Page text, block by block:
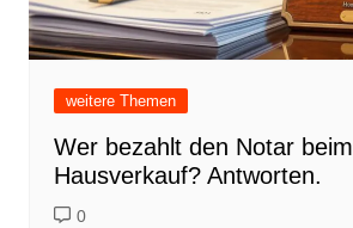
weitere Themen
Wer bezahlt den Notar beim
Hausverkauf? Antworten.
0